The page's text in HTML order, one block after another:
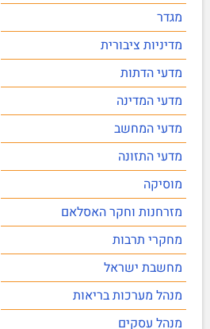
מגדר
מדיניות ציבורית
מדעי הדתות
מדעי המדינה
מדעי המחשב
מדעי התזונה
מוסיקה
מזרחנות וחקר האסלאם
מחקרי תרבות
מחשבת ישראל
מנהל מערכות בריאות
מנהל עסקים